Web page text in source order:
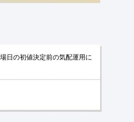
日の初値決定前の気配運用に